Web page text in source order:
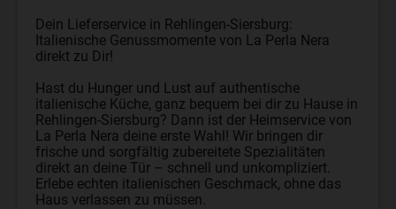
Dein Lieferservice in Rehlingen-Siersburg:
Italienische Genussmomente von La Perla Nera
direkt zu Dir!
Hast du Hunger und Lust auf authentische
italienische Küche, ganz bequem bei dir zu Hause in
Rehlingen-Siersburg? Dann ist der Heimservice von
La Perla Nera deine erste Wahl! Wir bringen dir
frische und sorgfältig zubereitete Spezialitäten
direkt an deine Tür – schnell und unkompliziert.
Erlebe echten italienischen Geschmack, ohne das
Haus verlassen zu müssen.